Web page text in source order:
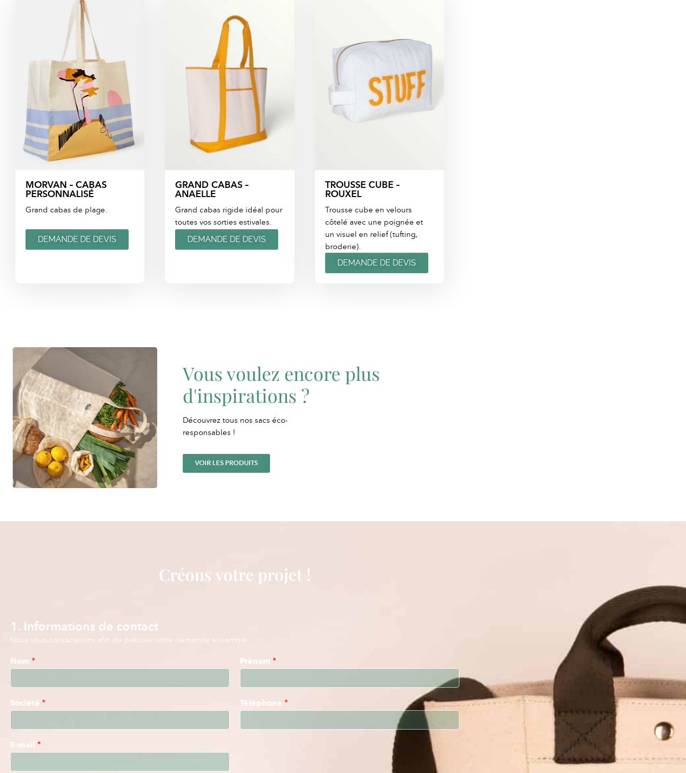
MORVAN – CABAS
PERSONNALISÉ
Grand cabas de plage.
DEMANDE DE DEVIS
GRAND CABAS –
ANAELLE
Grand cabas rigide idéal pour
toutes vos sorties estivales.
DEMANDE DE DEVIS
TROUSSE CUBE –
ROUXEL
Trousse cube en velours
côtelé avec une poignée et
un visuel en relief (tufting,
broderie).
DEMANDE DE DEVIS
Vous voulez encore plus
d'inspirations ?
Découvrez tous nos sacs éco-
responsables !
VOIR LES PRODUITS
Créons votre projet !
1. Informations de contact
Nous vous contacterons afin de préciser votre demande ensemble.
Nom * Prénom *
Société *
E-mail *
Téléphone *